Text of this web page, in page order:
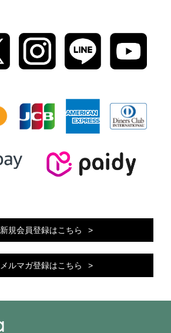
新規会員登録はこちら
メルマガ登録はこちら